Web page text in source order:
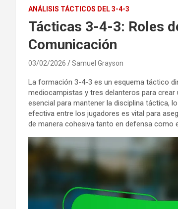
ANÁLISIS TÁCTICOS DEL 3-4-3
Tácticas 3-4-3: Roles
Comunicación
03/02/2026 Samuel Grayson
La formación 3-4-3 es un esquema táctico
mediocampistas y tres delanteros para crear
esencial para mantener la disciplina táctica,
efectiva entre los jugadores es vital para
de manera cohesiva tanto en defensa como